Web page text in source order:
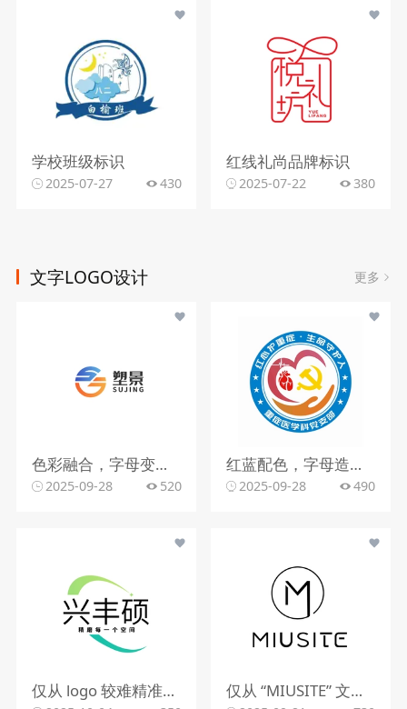
学校班级标识
2025-07-27 430
红线礼尚品牌标识
2025-07-22 380
文字LOGO设计 更多
色彩融合，字母变形，文字搭配
2025-09-28 520
红蓝配色，字母造型，文字组合
2025-09-28 490
仅从 logo 较难精准判断行业。该 logo 含动感图形，文字有 “精雕每一个空间”，可能与室内装修、空间设计、建筑装饰等行业相关，但因信息有限，无法确切判定所属行业。 仅从 “MIUSITE” 文字和字母 “M” 的图形标识，难以精准判断行业。